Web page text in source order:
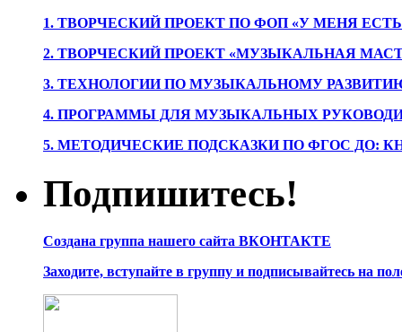
1. ТВОРЧЕСКИЙ ПРОЕКТ ПО ФОП «У МЕНЯ
2. ТВОРЧЕСКИЙ ПРОЕКТ «МУЗЫКАЛЬНАЯ
3. ТЕХНОЛОГИИ ПО МУЗЫКАЛЬНОМУ
4. ПРОГРАММЫ ДЛЯ МУЗЫКАЛЬНЫХ
5. МЕТОДИЧЕСКИЕ ПОДСКАЗКИ ПО ФГОС ДО:
Подпишитесь!
Создана группа нашего сайта ВКОНТАКТЕ
Заходите, вступайте в группу и подписывайтесь на